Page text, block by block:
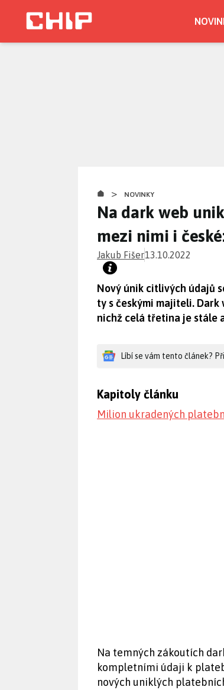
> NOVINKY
Na dark web
mezi nimi i
Jakub Fišer13.10.2022
Nový únik citlivých údajů
ty s českými majiteli.
nichž celá třetina je stále
Líbí se vám tento článek?
Kapitoly článku
Milion ukradených
Na temných zákoutích
kompletními údaji k
nových uniklých